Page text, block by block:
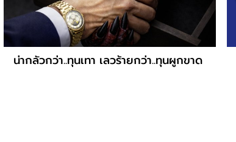
น่ากลัวกว่า..ทุนเทา เลวร้ายกว่า..ทุนผูกขาด